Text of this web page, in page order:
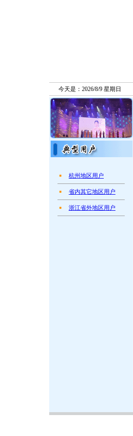
今天是：2026/8/9 星期日
杭州地区用户
省内其它地区用户
浙江省外地区用户